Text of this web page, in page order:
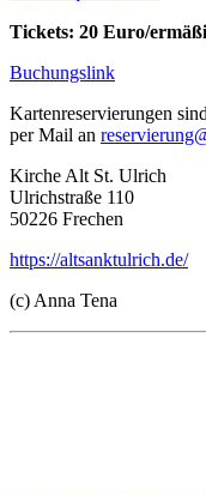
Tickets: 20 Euro/
Buchungslink
Kartenreservierungen
per Mail an
Kirche Alt St. Ulrich
Ulrichstraße 110
50226 Frechen
https://altsanktulrich.de/
(c) Anna Tena